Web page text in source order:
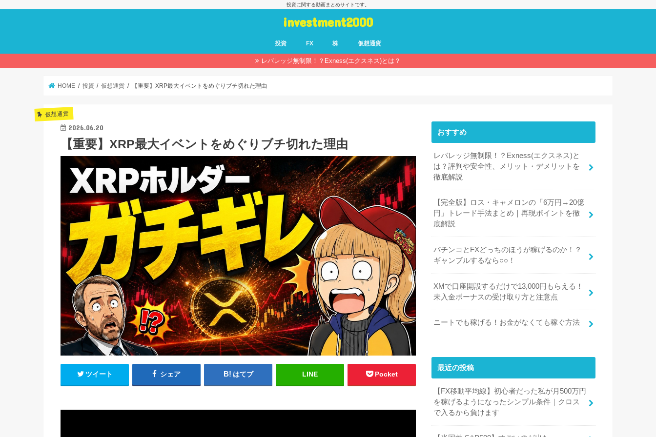
投資に関する動画まとめサイトです。
investment2000
投資 FX 株 仮想通貨
レバレッジ無制限！？Exness(エクスネス)とは？
HOME 投資 仮想通貨 【重要】XRP最大イベントをめぐりブチ切れた理由
仮想通貨
2026.06.20
【重要】XRP最大イベントをめぐりブチ切れた理由
ツイート シェア はてブ LINE Pocket
おすすめ
レバレッジ無制限！？Exness(エクスネス)と
は？評判や安全性、メリット・デメリットを
徹底解説
【完全版】ロス・キャメロンの「6万円→20億
円」トレード手法まとめ｜再現ポイントを徹
底解説
パチンコとFXどっちのほうが稼げるのか！？
ギャンブルするなら○○！
XMで口座開設するだけで13,000円もらえる！
未入金ボーナスの受け取り方と注意点
ニートでも稼げる！お金がなくても稼ぐ方法
最近の投稿
【FX移動平均線】初心者だった私が月500万円
を稼げるようになったシンプル条件｜クロス
で入るから負けます